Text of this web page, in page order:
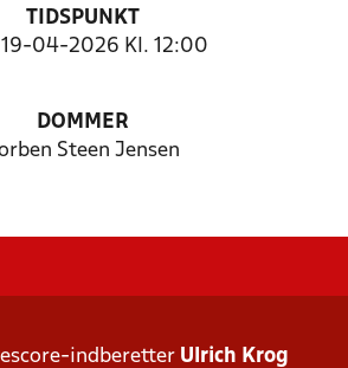
TIDSPUNKT
19-04-2026 Kl. 12:00
DOMMER
Steen Jensen
indberetter Ulrich Krog